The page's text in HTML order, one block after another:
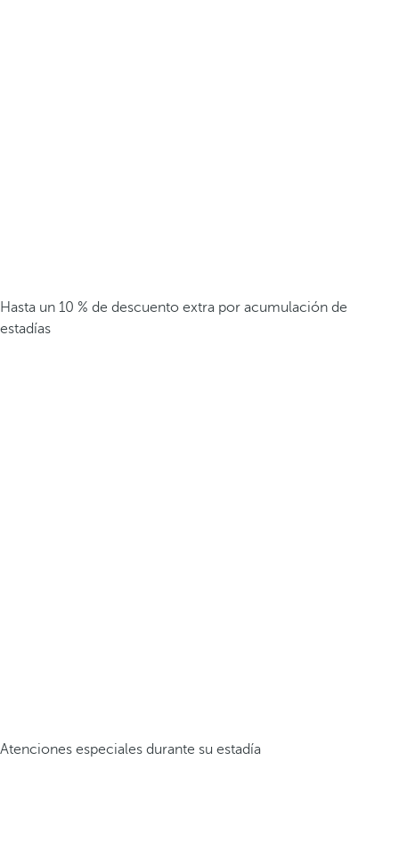
Hasta un 10 % de descuento extra por acumulación de
estadías
Atenciones especiales durante su estadía